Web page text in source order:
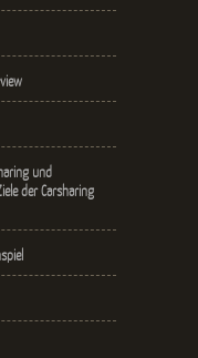
und
der Carsharing